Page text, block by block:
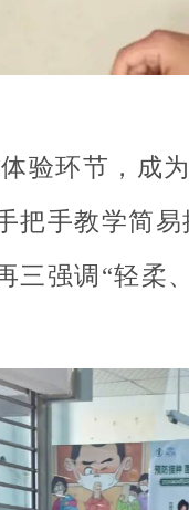
验环节，成
把手教学简
三强调“轻柔